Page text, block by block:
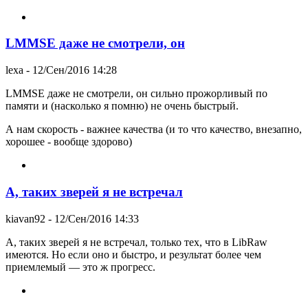
LMMSE даже не смотрели, он
lexa - 12/Сен/2016 14:28
LMMSE даже не смотрели, он сильно прожорливый по
памяти и (насколько я помню) не очень быстрый.
А нам скорость - важнее качества (и то что качество, внезапно,
хорошее - вообще здорово)
А, таких зверей я не встречал
kiavan92 - 12/Сен/2016 14:33
А, таких зверей я не встречал, только тех, что в LibRaw
имеются. Но если оно и быстро, и результат более чем
приемлемый — это ж прогресс.